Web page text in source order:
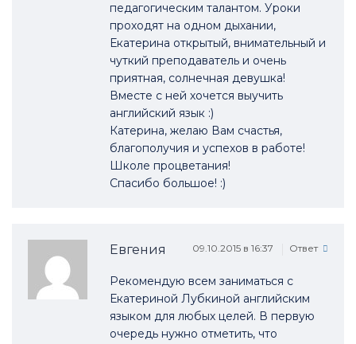
педагогическим талантом. Уроки
проходят на одном дыхании,
Екатерина открытый, внимательный и
чуткий преподаватель и очень
приятная, солнечная девушка!
Вместе с ней хочется выучить
английский язык :)
Катерина, желаю Вам счастья,
благополучия и успехов в работе!
Школе процветания!
Спасибо большое! :)
Евгения 09.10.2015 в 16:37 Ответ
Рекомендую всем заниматься с
Екатериной Лубкиной английским
языком для любых целей. В первую
очередь нужно отметить, что